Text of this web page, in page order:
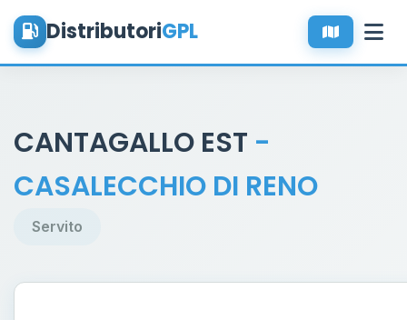
DistributoriGPL
CANTAGALLO EST -
CASALECCHIO DI RENO
Servito